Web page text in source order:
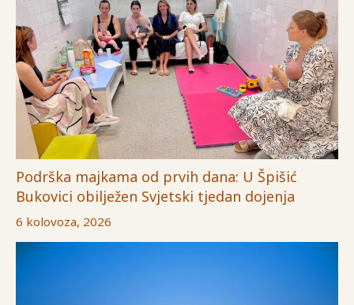
Podrška majkama od prvih dana: U Špišić
Bukovici obilježen Svjetski tjedan dojenja
6 kolovoza, 2026